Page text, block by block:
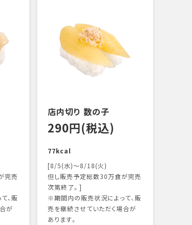
完売
、販
が
店内切り 数の子
290円(税込)
77kcal
[8/5(水)～8/18(火)
但し販売予定総数30万食が完売
次第終了。]
※期間内の販売状況によって、販
売を継続させていただく場合が
あります。